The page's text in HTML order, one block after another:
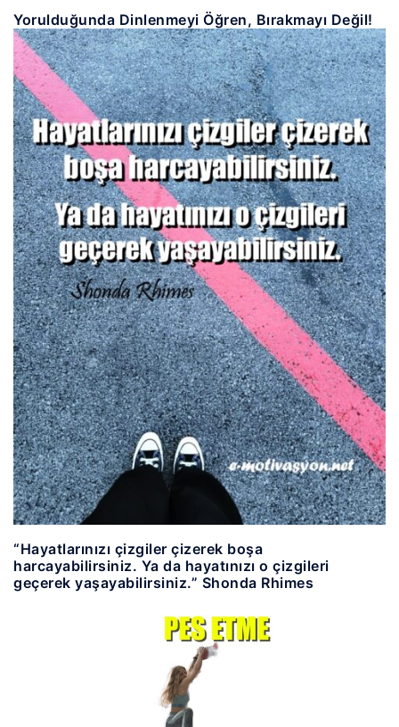
Yorulduğunda Dinlenmeyi Öğren, Bırakmayı Değil!
“Hayatlarınızı çizgiler çizerek boşa
harcayabilirsiniz. Ya da hayatınızı o çizgileri
geçerek yaşayabilirsiniz.” Shonda Rhimes